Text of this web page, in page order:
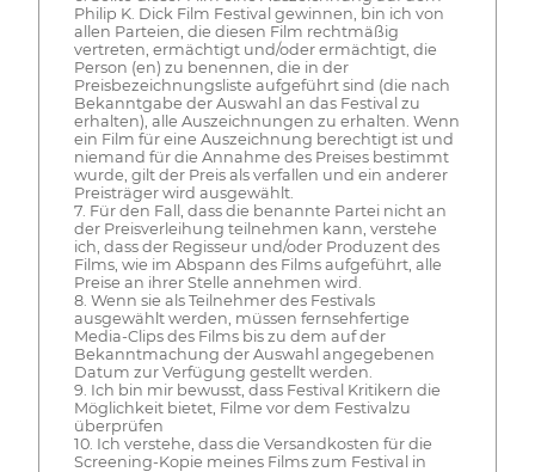
Philip K. Dick Film Festival gewinnen, bin ich von
allen Parteien, die diesen Film rechtmäßig
vertreten, ermächtigt und/oder ermächtigt, die
Person (en) zu benennen, die in der
Preisbezeichnungsliste aufgeführt sind (die nach
Bekanntgabe der Auswahl an das Festival zu
erhalten), alle Auszeichnungen zu erhalten. Wenn
ein Film für eine Auszeichnung berechtigt ist und
niemand für die Annahme des Preises bestimmt
wurde, gilt der Preis als verfallen und ein anderer
Preisträger wird ausgewählt.
7. Für den Fall, dass die benannte Partei nicht an
der Preisverleihung teilnehmen kann, verstehe
ich, dass der Regisseur und/oder Produzent des
Films, wie im Abspann des Films aufgeführt, alle
Preise an ihrer Stelle annehmen wird.
8. Wenn sie als Teilnehmer des Festivals
ausgewählt werden, müssen fernsehfertige
Media-Clips des Films bis zu dem auf der
Bekanntmachung der Auswahl angegebenen
Datum zur Verfügung gestellt werden.
9. Ich bin mir bewusst, dass Festival Kritikern die
Möglichkeit bietet, Filme vor dem Festivalzu
überprüfen
10. Ich verstehe, dass die Versandkosten für die
Screening-Kopie meines Films zum Festival in